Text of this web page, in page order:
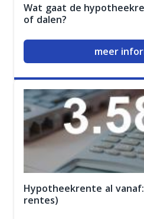
Wat gaat de
of dalen?
meer
Hypotheekrente al
rentes)